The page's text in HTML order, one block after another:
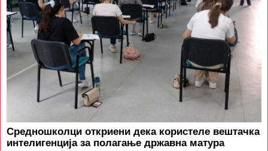
Средношколци откриени дека користеле вештачка
интелигенција за полагање државна матура